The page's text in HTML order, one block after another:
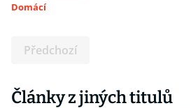
Domácí
Předchozí
Články z jiných titulů